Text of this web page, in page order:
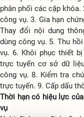
phân phối các cặp
công vụ. 3. Gia hạn
Thay đổi nội dung
dùng công vụ. 5. Thu
vụ. 6. Khôi phục thiết
trực tuyến cơ sở dữ
công vụ. 8. Kiểm tra
trực tuyến. 9. Cấp dấu
Thời hạn có hiệu lực
vụ